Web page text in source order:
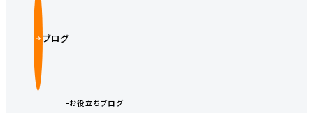
ブログ
お役立ちブログ